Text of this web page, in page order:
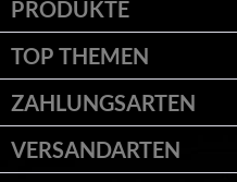
PRODUKTE
TOP THEMEN
ZAHLUNGSARTEN
VERSANDARTEN